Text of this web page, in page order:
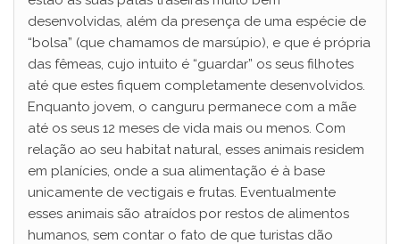
desenvolvidas, além da presença de uma espécie de
“bolsa” (que chamamos de marsúpio), e que é própria
das fêmeas, cujo intuito é “guardar” os seus filhotes
até que estes fiquem completamente desenvolvidos.
Enquanto jovem, o canguru permanece com a mãe
até os seus 12 meses de vida mais ou menos. Com
relação ao seu habitat natural, esses animais residem
em planícies, onde a sua alimentação é à base
unicamente de vectigais e frutas. Eventualmente
esses animais são atraídos por restos de alimentos
humanos, sem contar o fato de que turistas dão